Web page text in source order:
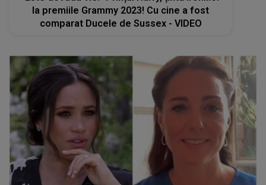
la premiile Grammy 2023! Cu cine a fost
comparat Ducele de Sussex - VIDEO